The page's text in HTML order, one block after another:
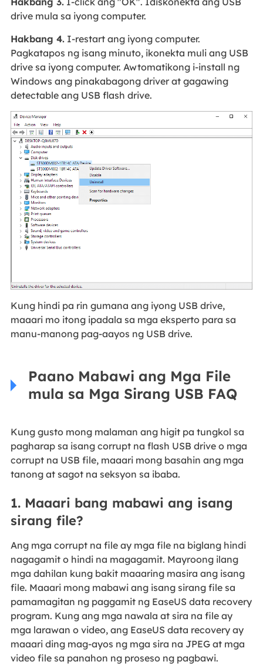
drive mula sa iyong computer.
Hakbang 4.I-restart ang iyong computer.
Pagkatapos ng isang minuto, ikonekta muli ang USB
drive sa iyong computer. Awtomatikong i-install ng
Windows ang pinakabagong driver at gagawing
detectable ang USB flash drive.
Kung hindi pa rin gumana ang iyong USB drive,
maaari mo itong ipadala sa mga eksperto para sa
manu-manong pag-aayos ng USB drive.
Paano Mabawi ang Mga File
mula sa Mga Sirang USB FAQ
Kung gusto mong malaman ang higit pa tungkol sa
pagharap sa isang corrupt na flash USB drive o mga
corrupt na USB file, maaari mong basahin ang mga
tanong at sagot na seksyon sa ibaba.
1. Maaari bang mabawi ang isang
sirang file?
Ang mga corrupt na file ay mga file na biglang hindi
nagagamit o hindi na magagamit. Mayroong ilang
mga dahilan kung bakit maaaring masira ang isang
file. Maaari mong mabawi ang isang sirang file sa
pamamagitan ng paggamit ng EaseUS data recovery
program. Kung ang mga nawala at sira na file ay
mga larawan o video, ang EaseUS data recovery ay
maaari ding mag-ayos ng mga sira na JPEG at mga
video file sa panahon ng proseso ng pagbawi.